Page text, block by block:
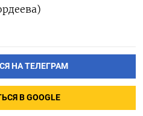
НА ТЕЛЕГРАМ
В GOOGLE